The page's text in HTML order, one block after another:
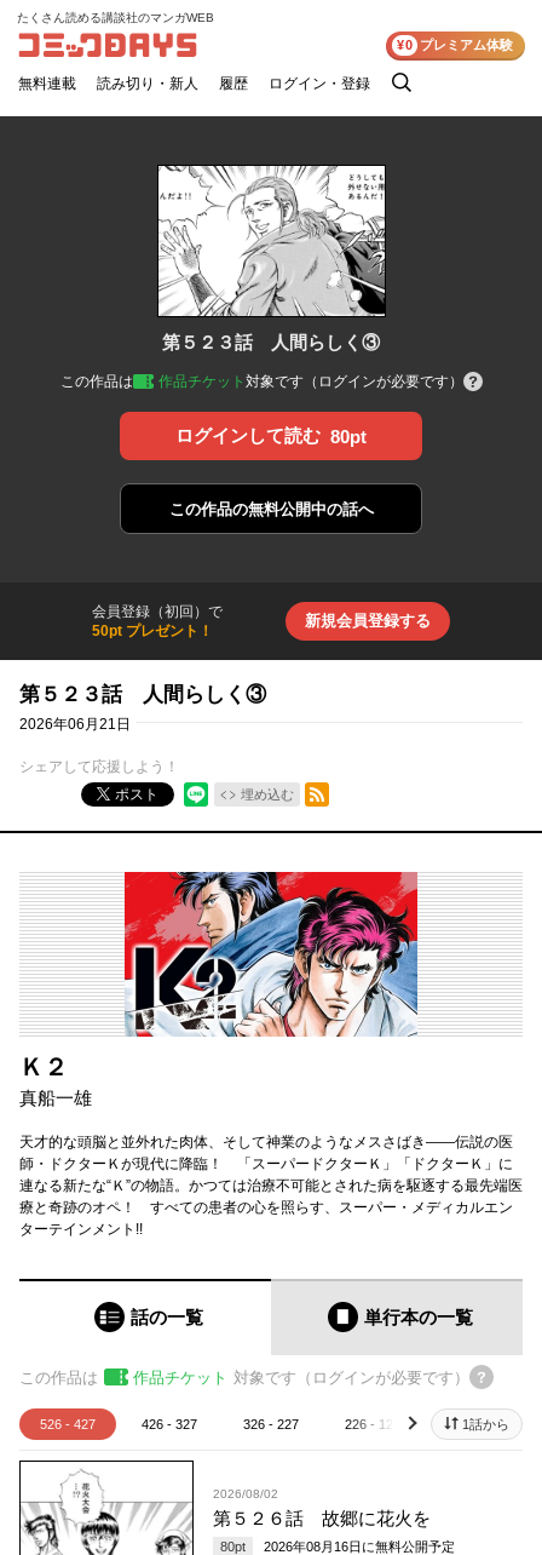
コミックDAYS
たくさん読める講談社のマンガWEB
無料連載 読み切り・新人 履歴 ログイン・登録
検
¥0 プレミアム体験
第５２３話 人間らしく③
この作品は 作品チケット 対象です（ログインが必要です）
ログインして読む 80pt
この作品の無料公開中の話へ
会員登録（初回）で
50pt プレゼント！
新規会員登録する
第５２３話 人間らしく③
2026年06月21日
シェアして応援しよう！
ポスト
埋め込む
RSSフィード
Ｋ２
真船一雄
天才的な頭脳と並外れた肉体、そして神業のようなメスさばき――伝説の医
師・ドクターＫが現代に降臨！ 「スーパードクターＫ」「ドクターＫ」に
連なる新たな“Ｋ”の物語。かつては治療不可能とされた病を駆逐する最先端医
療と奇跡のオペ！ すべての患者の心を照らす、スーパー・メディカルエン
ターテインメント!!
話の一覧 単行本の一覧
この作品は 作品チケット 対象です（ログインが必要です）
526 - 427 426 - 327 326 - 227 226 - 127 126 - 27
next 1話から
2026/08/02
第５２６話 故郷に花火を
80pt 2026年08月16日 に無料公開予定